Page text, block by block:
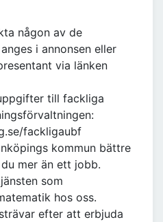
någon av de
i annonsen eller
via länken
till fackliga
fackligaubf
kommun bättre
mer än ett jobb.
som
hos oss.
efter att erbjuda